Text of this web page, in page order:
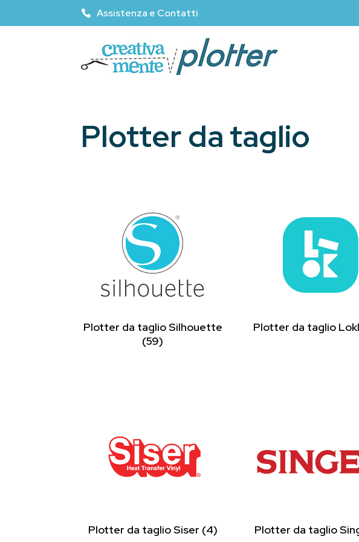
Assistenza e Contatti
Plotter da taglio
Plotter da taglio Silhouette
(59)
Plotter da taglio
Plotter da taglio Siser (4) Plotter da taglio